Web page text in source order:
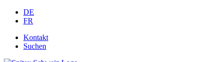
DE
FR
Kontakt
Suchen